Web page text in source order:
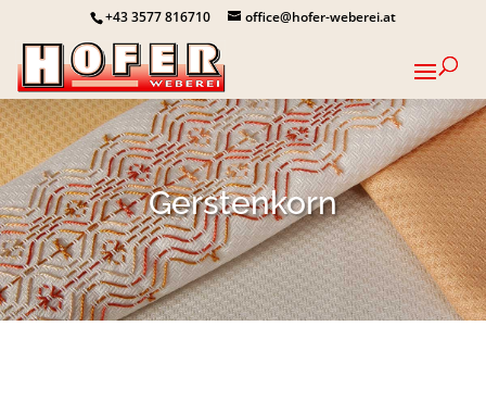
+43 3577 816710 office@hofer-weberei.at
Gerstenkorn